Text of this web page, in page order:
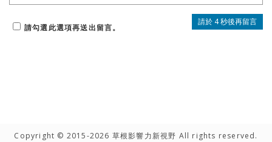
請勾選此選項再送出留言。
Copyright © 2015-2026 草根影響力新視野 All rights reserved.